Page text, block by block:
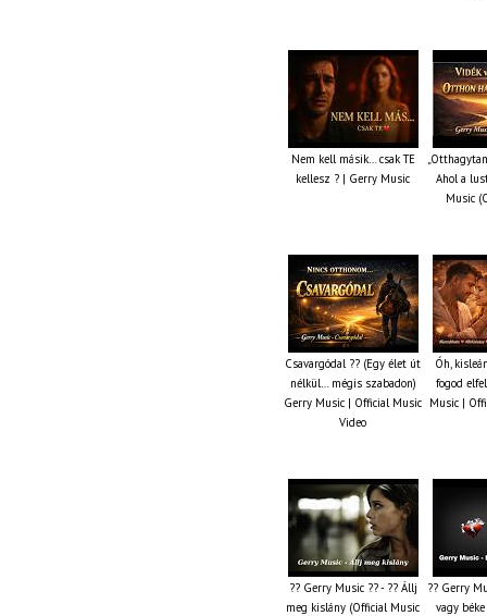
Nem kell másik… csak TE
kellesz ? | Gerry Music
Ahol a
Music
Csavargódal ?? (Egy élet út
nélkül… mégis szabadon)
Gerry Music | Official Music
Video
Óh,
fogod
Music |
?? Gerry Music ?? - ?? Állj
meg kislány (Official Music
?? Gerry
vagy